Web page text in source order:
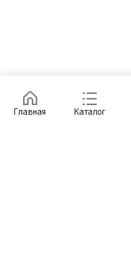
Главная Каталог